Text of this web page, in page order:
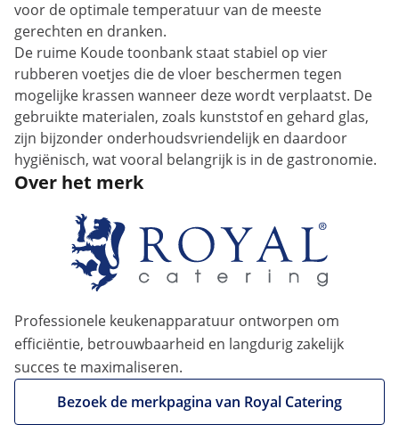
voor de optimale temperatuur van de meeste
gerechten en dranken.
De ruime Koude toonbank staat stabiel op vier
rubberen voetjes die de vloer beschermen tegen
mogelijke krassen wanneer deze wordt verplaatst. De
gebruikte materialen, zoals kunststof en gehard glas,
zijn bijzonder onderhoudsvriendelijk en daardoor
hygiënisch, wat vooral belangrijk is in de gastronomie.
Over het merk
Professionele keukenapparatuur ontworpen om
efficiëntie, betrouwbaarheid en langdurig zakelijk
succes te maximaliseren.
Bezoek de merkpagina van Royal Catering